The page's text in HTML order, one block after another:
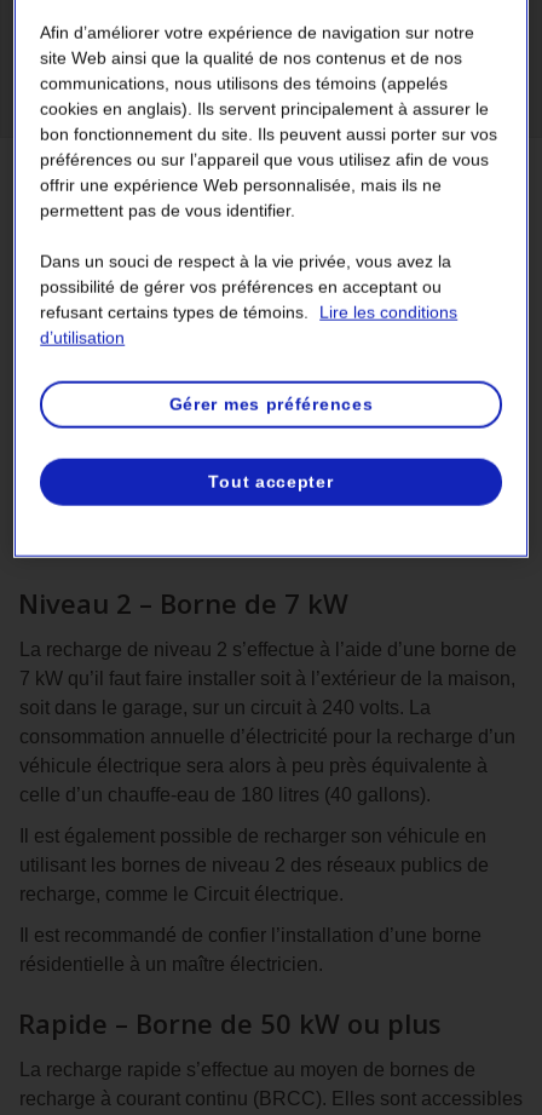
Durée : 1 minute et 21 secondes
véhicules électriques
Niveau 1 – Prise murale standard
La recharge de niveau 1 se fait à l’aide d’une prise de
courant murale ordinaire. La demande d’électricité du
d’un climatiseur de 1 400 watts.
Niveau 2 – Borne de 7 kW
La recharge de niveau 2 s’effectue à l’aide d’une borne de
7 kW qu’il faut faire installer soit à l’extérieur de la maison,
soit dans le garage, sur un circuit à 240 volts. La
consommation annuelle d’électricité pour la recharge d’un
véhicule électrique sera alors à peu près équivalente à
celle d’un chauffe-eau de 180 litres (40 gallons).
Il est également possible de recharger son véhicule en
utilisant les bornes de niveau 2 des réseaux publics de
recharge, comme le Circuit électrique.
Il est recommandé de confier l’installation d’une borne
résidentielle à un maître électricien.
Rapide – Borne de 50 kW ou plus
La recharge rapide s’effectue au moyen de bornes de
recharge à courant continu (BRCC). Elles sont accessibles
Afin d’améliorer votre expérience de navigation sur notre
site Web ainsi que la qualité de nos contenus et de nos
communications, nous utilisons des témoins (appelés
cookies en anglais). Ils servent principalement à assurer le
bon fonctionnement du site. Ils peuvent aussi porter sur vos
préférences ou sur l’appareil que vous utilisez afin de vous
offrir une expérience Web personnalisée, mais ils ne
permettent pas de vous identifier.
Dans un souci de respect à la vie privée, vous avez la
possibilité de gérer vos préférences en acceptant ou
refusant certains types de témoins.
Lire les conditions
d’utilisation
Gérer mes préférences
Tout accepter